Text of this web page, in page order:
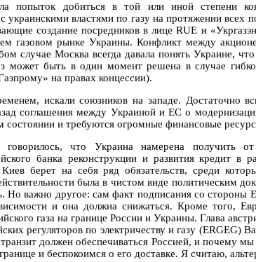
попыток добиться в той или иной степени
украинскими властями по газу на протяжении всех
создание посредников в лице RUE и
газовом рынке Украины. Конфликт между
случае Москва всегда давала понять Украине,
может быть в один момент решена в случае
на правах концессии).
искали союзников на западе. Достаточно
соглашения между Украиной и ЕС о
состоянии и требуются огромные финансовые
что Украина намерена получить от
банка реконструкции и развития кредит в
берет на себя ряд обязательств, среди
была в чистом виде политическим
Но важно другое: сам факт подписания со стороны
и она должна снижаться. Кроме того,
газа на границе России и Украины. Глава
регуляторов по электричеству и газу (ERGEG)
должен обеспечиваться Россией, и почему
и беспокоимся о его доставке. Я считаю,